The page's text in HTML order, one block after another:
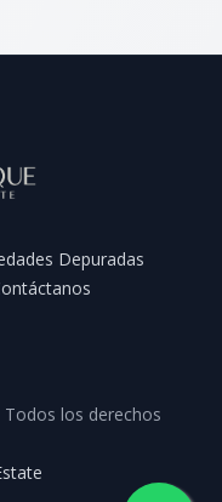
Depuradas
Todos los derechos